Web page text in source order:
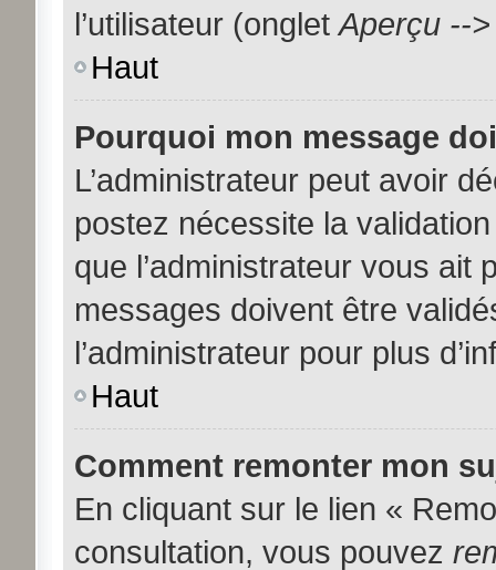
l’utilisateur (ongletAperçu --
Haut
Pourquoi mon message
L’administrateur peut avoir
postez nécessite la
que l’administrateur vous ait
messages doivent être
l’administrateur pour plus
Haut
Comment remonter mon
En cliquant sur le lien «
consultation, vous pouvez